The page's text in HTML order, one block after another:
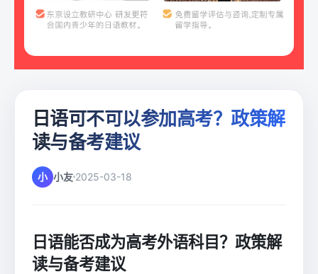
日语可不可以参加高考？政策解
读与备考建议
小 小友 2025-03-18
日语能否成为高考外语科目？政策解
读与备考建议